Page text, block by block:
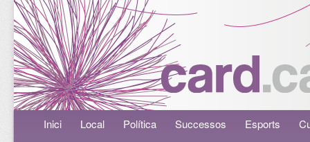
Menú principalAneu al contingut principal
Aneu al contingut secundari
Inici Local Política Successos Esports